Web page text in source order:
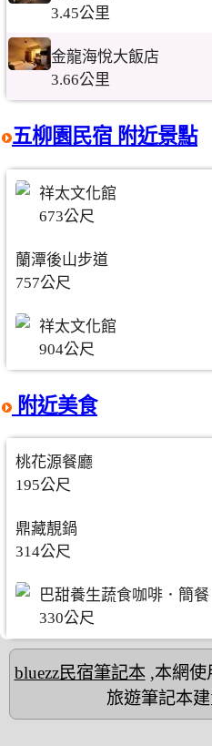
3.45公里
金龍海悅大飯店
3.66公里
五柳園民宿 附近景點
祥太文化館
673公尺
蘭潭後山步道
757公尺
祥太文化館
904公尺
附近美食
桃花源餐廳
195公尺
鼎藏靚鍋
314公尺
巴甜養生蔬食咖啡．簡餐
330公尺
bluezz民宿筆記本,本網使
旅遊筆記本